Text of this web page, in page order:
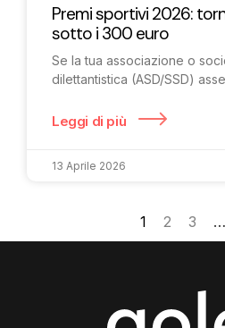
Premi sportivi 2026:
sotto i 300 euro
Se la tua associazione o
dilettantistica (ASD/SSD)
Leggi di più
13 Aprile 2026
1 2 3 …